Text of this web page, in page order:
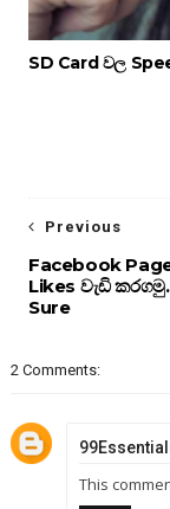
SD Card වල
Previous
Facebook
Likes වැඩි
Sure
2 Comments:
This